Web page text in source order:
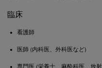
臨床
看護師
医師 (内科医、外科医など)
専門医 (栄養士、麻酔科医、放